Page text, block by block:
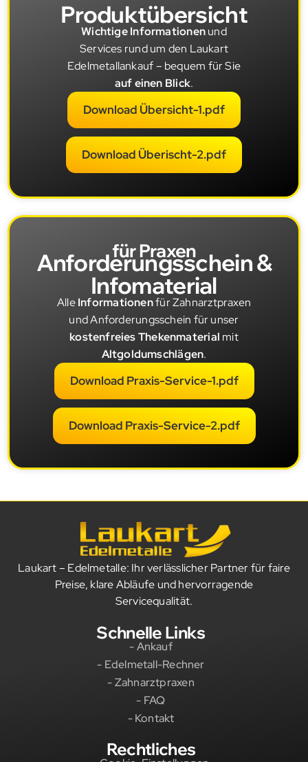
Produktübersicht
Wichtige Informationenund
Services rund um den Laukart
Edelmetallankauf – bequem für Sie
auf einen Blick.
Download Übersicht-1.pdf
Download Überischt-2.pdf
für Praxen
Anforderungsschein &
Infomaterial
AlleInformationenfür Zahnarztpraxen
und Anforderungsschein für unser
kostenfreies Thekenmaterial mit
Altgoldumschlägen.
Download Praxis-Service-1.pdf
Download Praxis-Service-2.pdf
Laukart – Edelmetalle: Ihr verlässlicher Partner für faire
Preise, klare Abläufe und hervorragende
Servicequalität.
Schnelle Links
- Ankauf
- Edelmetall-Rechner
- Zahnarztpraxen
- FAQ
- Kontakt
Rechtliches